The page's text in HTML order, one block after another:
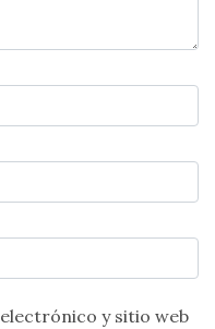
y sitio web